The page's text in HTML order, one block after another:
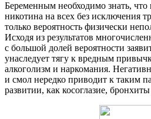
Беременным необходимо знать, что
никотина на всех без исключения
только вероятность физически
Исходя из результатов
с большой долей вероятности
унаследует тягу к вредным
алкоголизм и наркомания.
и смол нередко приводит к таким
развитии, как косоглазие,